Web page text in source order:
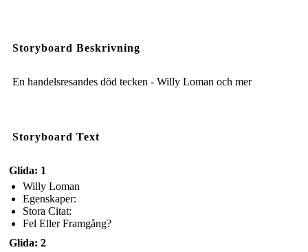
Storyboard Beskrivning
En handelsresandes död tecken - Willy Loman och mer
Storyboard Text
Glida: 1
Willy Loman
Egenskaper:
Stora Citat:
Fel Eller Framgång?
Glida: 2